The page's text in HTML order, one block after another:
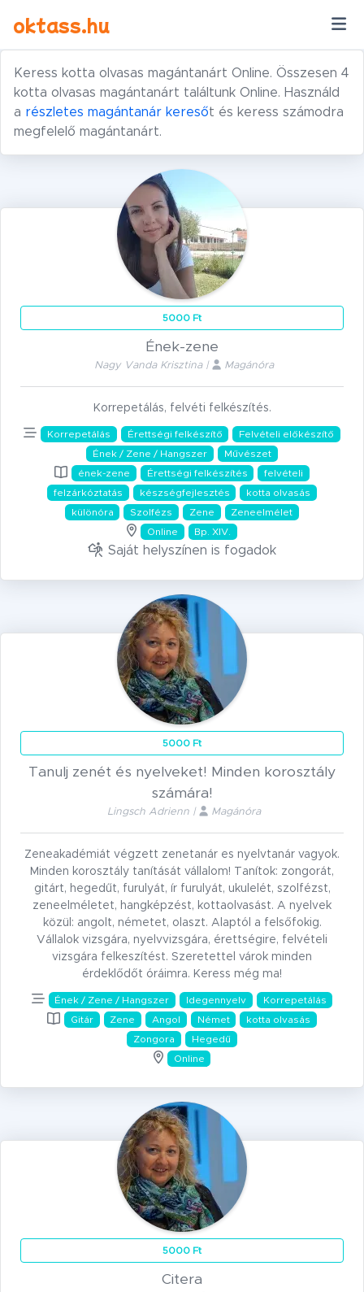
oktass.hu
Keress kotta olvasas magántanárt Online. Összesen 4
kotta olvasas magántanárt találtunk Online. Használd
a részletes magántanár keresőt és keress számodra
megfelelő magántanárt.
5000 Ft
Ének-zene
Nagy Vanda Krisztina | Magánóra
Korrepetálás, felvéti felkészítés.
Korrepetálás Érettségi felkészítő
Felvételi előkészítő
Ének / Zene / Hangszer
Művészet
ének-zene
Érettségi felkészítés
felvételi
felzárkóztatás
készségfejlesztés
kotta olvasás
különóra
Szolfézs Zene
Zeneelmélet
Online
Bp. XIV.
Saját helyszínen is fogadok
5000 Ft
Tanulj zenét és nyelveket! Minden korosztály
számára!
Lingsch Adrienn | Magánóra
Zeneakadémiát végzett zenetanár es nyelvtanár vagyok.
Minden korosztály tanítását vállalom! Tanítok: zongorát,
gitárt, hegedűt, furulyát, ír furulyát, ukulelét, szolfézst,
zeneelméletet, hangképzést, kottaolvasást. A nyelvek
közül: angolt, németet, olaszt. Alaptól a felsőfokig.
Vállalok vizsgára, nyelvvizsgára, érettségire, felvételi
vizsgára felkeszítést. Szeretettel várok minden
érdeklődőt óráimra. Keress még ma!
Ének / Zene / Hangszer Idegennyelv
Korrepetálás
Gitár
Zene Angol Német
kotta olvasás
Zongora
Hegedű
Online
5000 Ft
Citera